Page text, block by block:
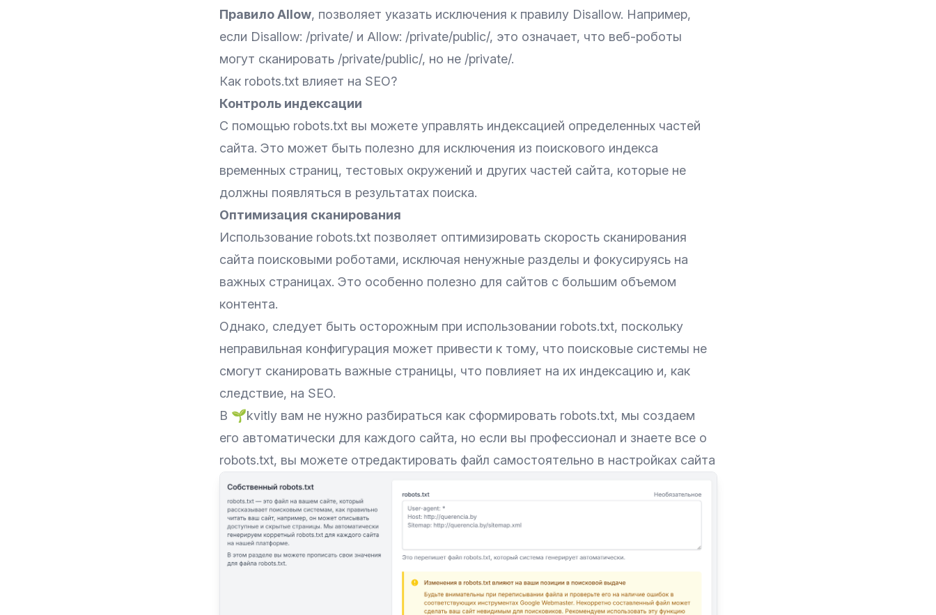
Правило Allow, позволяет указать исключения к правилу Disallow. Например,
если Disallow: /private/ и Allow: /private/public/, это означает, что веб-роботы
могут сканировать /private/public/, но не /private/.
Как robots.txt влияет на SEO?
Контроль индексации
С помощью robots.txt вы можете управлять индексацией определенных частей
сайта. Это может быть полезно для исключения из поискового индекса
временных страниц, тестовых окружений и других частей сайта, которые не
должны появляться в результатах поиска.
Оптимизация сканирования
Использование robots.txt позволяет оптимизировать скорость сканирования
сайта поисковыми роботами, исключая ненужные разделы и фокусируясь на
важных страницах. Это особенно полезно для сайтов с большим объемом
контента.
Однако, следует быть осторожным при использовании robots.txt, поскольку
неправильная конфигурация может привести к тому, что поисковые системы не
смогут сканировать важные страницы, что повлияет на их индексацию и, как
следствие, на SEO.
В 🌱kvitly вам не нужно разбираться как сформировать robots.txt, мы создаем
его автоматически для каждого сайта, но если вы профессионал и знаете все о
robots.txt, вы можете отредактировать файл самостоятельно в настройках сайта